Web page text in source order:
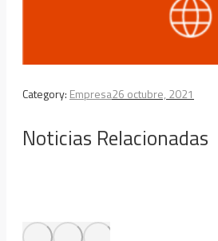
Category: Empresa26 octubre, 2021
Noticias Relacionadas